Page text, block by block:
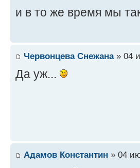
и в то же время мы
Червонцева Снежана» 04
Да уж...
Адамов Константин » 04